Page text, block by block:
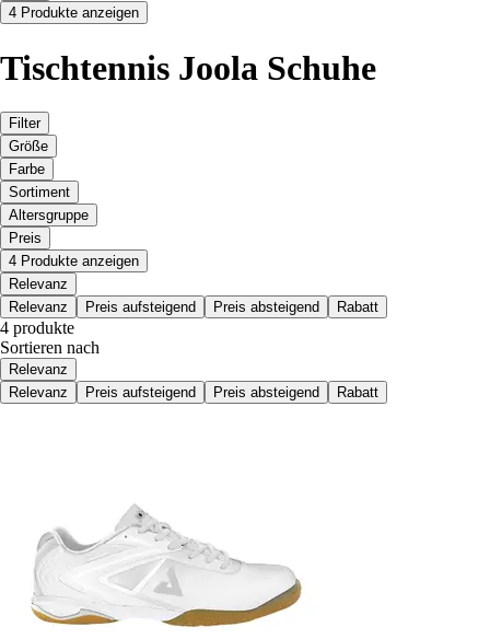
4 Produkte anzeigen
Tischtennis Joola Schuhe
Filter
Größe
Farbe
Sortiment
Altersgruppe
Preis
4 Produkte anzeigen
Relevanz
Relevanz
Preis aufsteigend Preis absteigend Rabatt
4 produkte
Sortieren nach
Relevanz
Relevanz
Preis aufsteigend Preis absteigend Rabatt